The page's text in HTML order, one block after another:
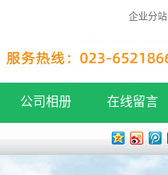
企业分站
公司相册 在线留言